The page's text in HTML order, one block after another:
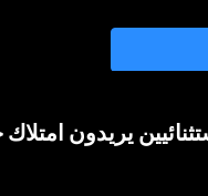
يريدون
يريدون امتلاك